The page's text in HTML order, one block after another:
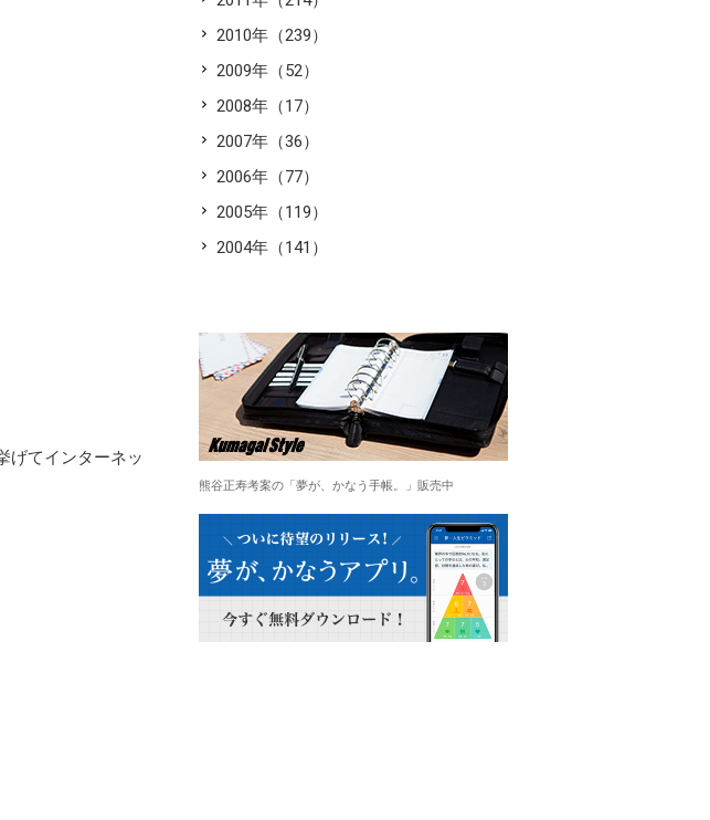
げてインターネッ
2010年（239）
2009年（52）
2008年（17）
2007年（36）
2006年（77）
2005年（119）
2004年（141）
熊谷正寿考案の「夢が、かなう手帳。」販売中